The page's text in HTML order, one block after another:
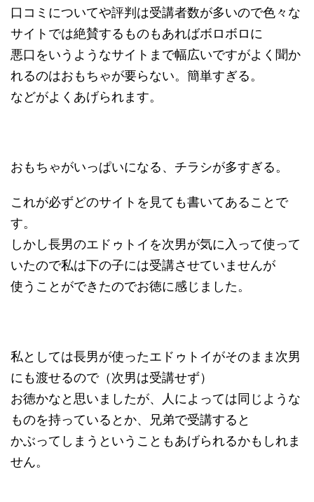
口コミについてや評判は受講者数が多いので色々な
サイトでは絶賛するものもあればボロボロに
悪口をいうようなサイトまで幅広いですがよく聞か
れるのはおもちゃが要らない。簡単すぎる。
などがよくあげられます。
おもちゃがいっぱいになる、チラシが多すぎる。
これが必ずどのサイトを見ても書いてあることで
す。
しかし長男のエドゥトイを次男が気に入って使って
いたので私は下の子には受講させていませんが
使うことができたのでお徳に感じました。
私としては長男が使ったエドゥトイがそのまま次男
にも渡せるので（次男は受講せず）
お徳かなと思いましたが、人によっては同じような
ものを持っているとか、兄弟で受講すると
かぶってしまうということもあげられるかもしれま
せん。